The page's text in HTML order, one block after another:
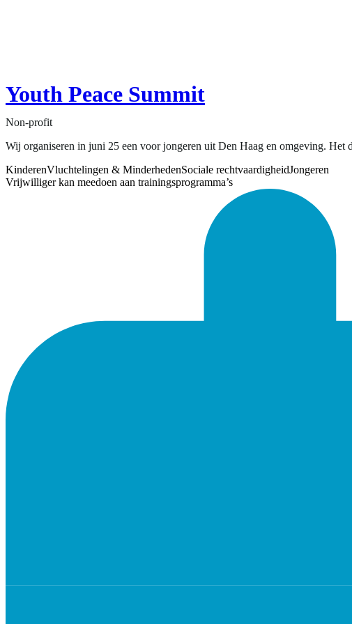
Youth Peace Summit
Non-profit
Wij organiseren in juni 25 een voor jongeren uit Den Haag en omgeving.
KinderenVluchtelingen & MinderhedenSociale rechtvaardigheidJongeren
Vrijwilliger kan meedoen aan trainingsprogramma’s